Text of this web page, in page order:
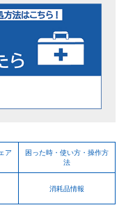
ア
困った時・使い方・操作方
法
消耗品情報